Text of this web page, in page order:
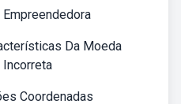
Da Moeda
Incorreta
Coordenadas